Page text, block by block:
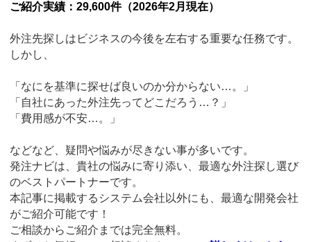
ご紹介実績：29,600件（2026年2月現在）
外注先探しはビジネスの今後を左右する重要な任務です。
しかし、
「なにを基準に探せば良いのか分からない…。」
「自社にあった外注先ってどこだろう…？」
「費用感が不安…。」
などなど、疑問や悩みが尽きない事が多いです。
発注ナビは、貴社の悩みに寄り添い、最適な外注探し選び
のベストパートナーです。
本記事に掲載するシステム会社以外にも、最適な開発会社
がご紹介可能です！
ご相談からご紹介までは完全無料。